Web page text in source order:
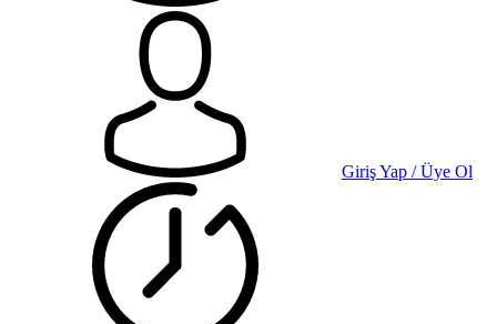
Giriş Yap / Üye Ol